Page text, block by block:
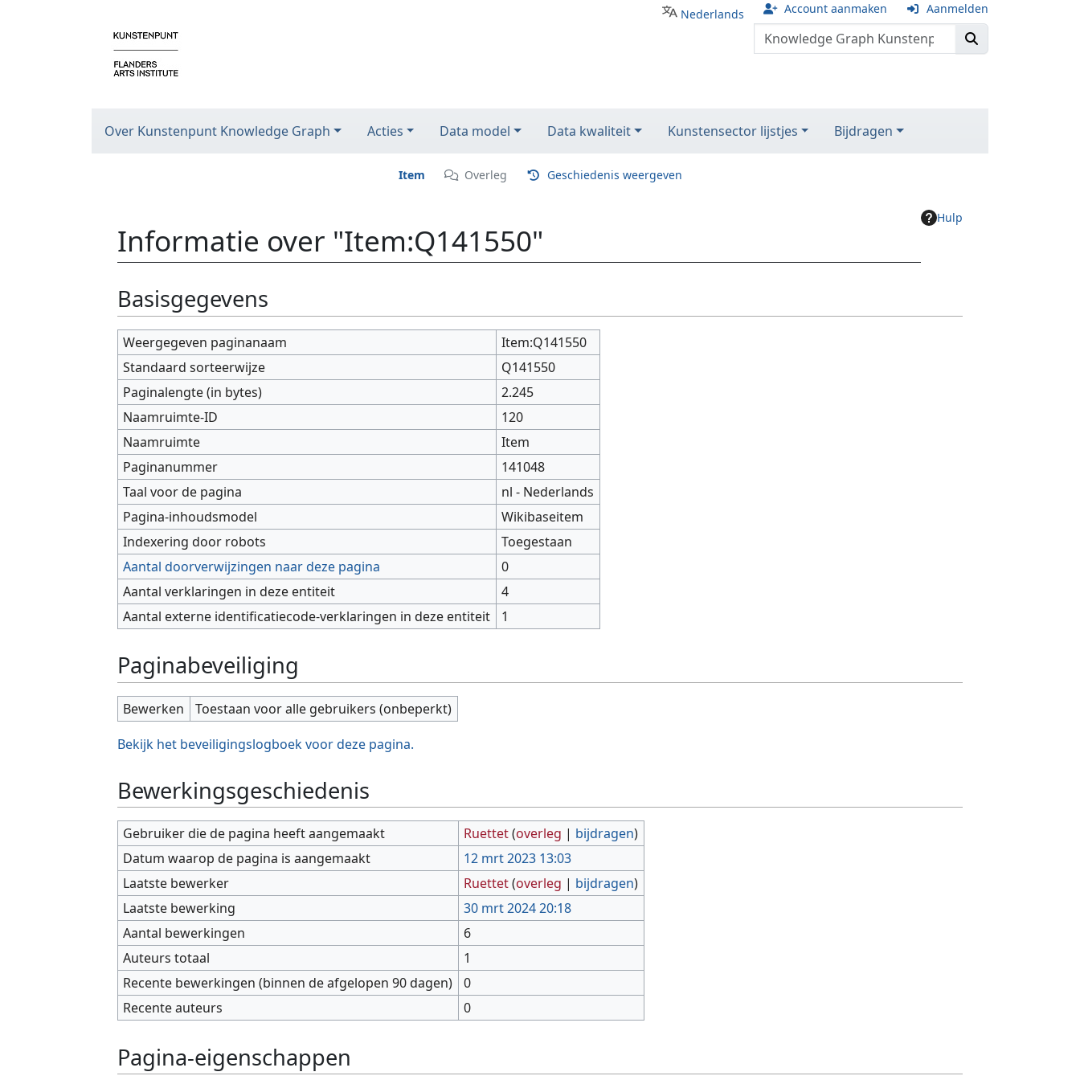
Nederlands Account aanmaken Aanmelden
Over Kunstenpunt Knowledge Graph Acties Data model Data kwaliteit Kunstensector lijstjes Bijdragen
Item Overleg Geschiedenis weergeven
Hulp
Informatie over "Item:Q141550"
Basisgegevens
Weergegeven paginanaam
Item:Q141550
Standaard sorteerwijze
Q141550
Paginalengte (in bytes)
2.245
Naamruimte-ID
120
Naamruimte
Item
Paginanummer
141048
Taal voor de pagina
nl - Nederlands
Pagina-inhoudsmodel
Wikibaseitem
Indexering door robots
Toegestaan
Aantal doorverwijzingen naar deze pagina
0
Aantal verklaringen in deze entiteit
4
Aantal externe identificatiecode-verklaringen in deze entiteit
1
Paginabeveiliging
Bewerken
Toestaan voor alle gebruikers (onbeperkt)
Bekijk het beveiligingslogboek voor deze pagina.
Bewerkingsgeschiedenis
Gebruiker die de pagina heeft aangemaakt Ruettet(overleg | bijdragen)
Datum waarop de pagina is aangemaakt
12 mrt 2023 13:03
Laatste bewerker
Ruettet(overleg | bijdragen)
Laatste bewerking
30 mrt 2024 20:18
Aantal bewerkingen
6
Auteurs totaal
1
Recente bewerkingen (binnen de afgelopen 90 dagen)
0
Recente auteurs
0
Pagina-eigenschappen